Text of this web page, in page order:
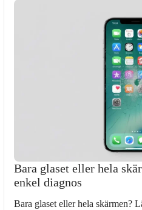
Bara glaset eller hela
enkel diagnos
Bara glaset eller hela skärmen?